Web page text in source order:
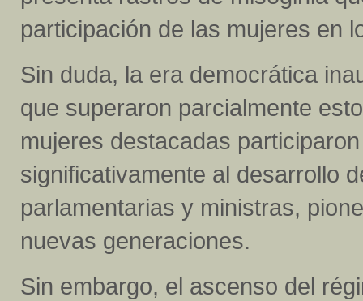
participación de las mujeres en
Sin duda, la era democrática
que superaron parcialmente
mujeres destacadas
significativamente al desarrollo
parlamentarias y ministras,
nuevas generaciones.
Sin embargo, el ascenso del